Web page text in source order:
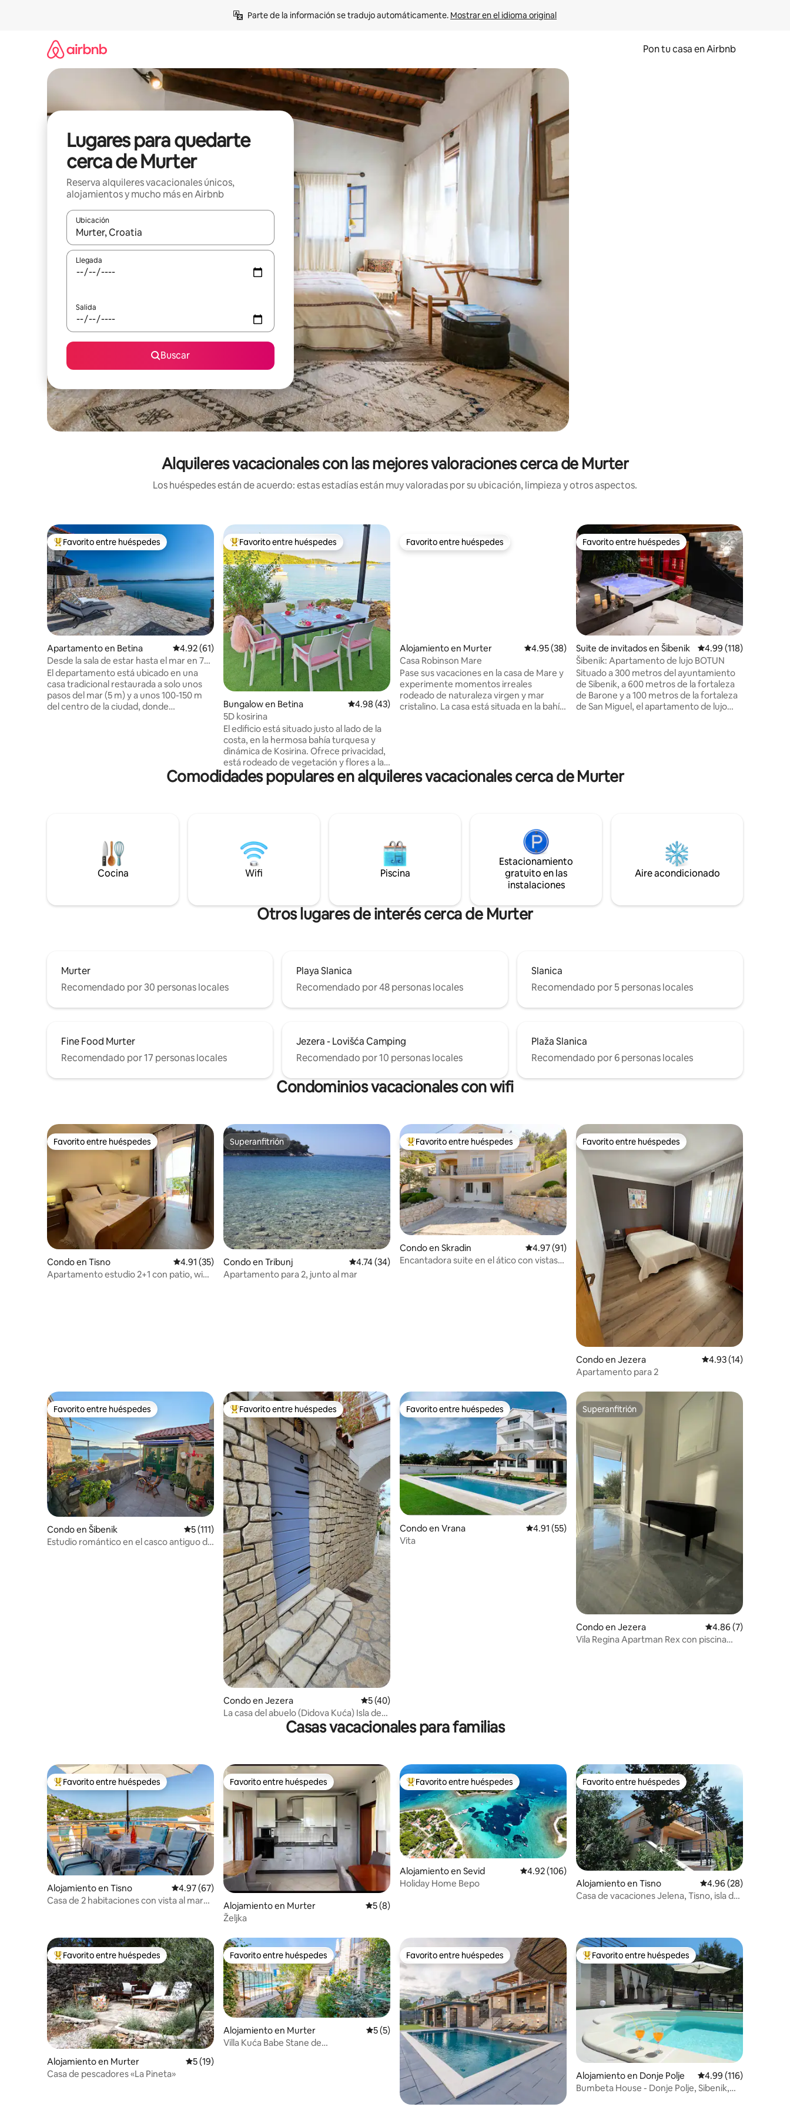
Parte de la información se tradujo automáticamente. Mostrar en el idioma original
Pon tu casa en Airbnb
Lugares para quedarte
cerca de Murter
Reserva alquileres vacacionales únicos,
alojamientos y mucho más en Airbnb
Ubicación
Cuando los resultados estén disponibles, navega con las teclas de flecha hacia arriba y hacia abajo o explora con el tacto o desliza el dedo.
Llegada
Salida
Buscar
Alquileres vacacionales con las mejores valoraciones cerca de Murter
Los huéspedes están de acuerdo: estas estadías están muy valoradas por su ubicación, limpieza y otros aspectos.
Favorito entre huéspedes preferido
Favorito entre huéspedes
Apartamento en Betina Calificación promedio: 4.92 de 5, 61 reseñas
4.92 (61)
Desde la sala de estar hasta el mar en 7
pasos :) ¡Nuevo!
El departamento está ubicado en una
casa tradicional restaurada a solo unos
pasos del mar (5 m) y a unos 100-150 m
del centro de la ciudad, donde
terraza. La terraza es privada para los
huéspedes de nuestra casa, que
acondicionado, etc.
Favorito entre huéspedes preferido
Favorito entre huéspedes
Bungalow en Betina Calificación promedio: 4.98 de 5, 43 reseñas
4.98 (43)
5D kosirina
El edificio está situado justo al lado de la
costa, en la hermosa bahía turquesa y
dinámica de Kosirina. Ofrece privacidad,
está rodeado de vegetación y flores a la
sombra de un olivo centenario. Consta
de salón, cocina, dormitorio y baño. En la
y los huéspedes tienen a su disposición 2
tumbonas, 2 columpios, una tabla de
surf, una parrilla, una ducha solar al aire
libre...
Favorito entre huéspedes
Favorito entre huéspedes
Alojamiento en Murter Calificación promedio: 4.95 de 5, 38 reseñas
4.95 (38)
Casa Robinson Mare
Pase sus vacaciones en la casa de Mare y
experimente momentos irreales
rodeado de naturaleza virgen y mar
cristalino. La casa está situada en la bahía
de verano implican soledad, olor a
naturaleza, una vista maravillosa, sin
Favorito entre huéspedes
Favorito entre huéspedes
Suite de invitados en Šibenik Calificación promedio:
4.99 (118)
Šibenik: Apartamento de lujo BOTUN
Situado a 300 metros del ayuntamiento
de Sibenik, a 600 metros de la fortaleza
de Barone y a 100 metros de la fortaleza
de San Miguel, el apartamento de lujo
apartamento, mientras que el Museo de
la Ciudad de Sibenik está a 400 metros
Comodidades populares en alquileres vacacionales cerca de Murter
Cocina Wifi Piscina
Estacionamiento
gratuito en las
instalaciones
Aire acondicionado
Otros lugares de interés cerca de Murter
Murter
Recomendado por 30 personas locales
Playa Slanica
Recomendado por 48 personas locales
Slanica
Recomendado por 5 personas locales
Fine Food Murter
Recomendado por 17 personas locales
Jezera - Lovišća Camping
Recomendado por 10 personas locales
Plaža Slanica
Recomendado por 6 personas locales
Condominios vacacionales con wifi
Favorito entre huéspedes
Favorito entre huéspedes
Condo en Tisno Calificación promedio: 4.91 de 5, 35 reseñas
4.91 (35)
Apartamento estudio 2+1 con patio, wifi,
Superanfitrión
Superanfitrión
Condo en Tribunj Calificación promedio: 4.74 de 5, 34 reseñas
4.74 (34)
Apartamento para 2, junto al mar
Favorito entre huéspedes preferido
Favorito entre huéspedes
Condo en Skradin Calificación promedio: 4.97 de 5, 91 reseñas
4.97 (91)
Encantadora suite en el ático con vistas
Favorito entre huéspedes
Favorito entre huéspedes
Condo en Jezera Calificación
4.93 (14)
Apartamento para 2
Favorito entre huéspedes
Favorito entre huéspedes
Condo en Šibenik Calificación promedio: 5 de 5, 111 reseñas
5 (111)
Estudio romántico en el casco antiguo de
Favorito entre huéspedes preferido
Favorito entre huéspedes
Condo en Jezera Calificación promedio: 5 de 5, 40 reseñas
5 (40)
La casa del abuelo (Didova Kuća) Isla de
Favorito entre huéspedes
Favorito entre huéspedes
Condo en Vrana Calificación promedio: 4.91 de 5, 55 reseñas
4.91 (55)
Vita
Superanfitrión
Superanfitrión
Condo en Jezera Calificación
4.86 (7)
Vila Regina Apartman Rex con piscina
Casas vacacionales para familias
Favorito entre huéspedes preferido
Favorito entre huéspedes
Alojamiento en Tisno Calificación promedio: 4.97 de 5, 67 reseñas
4.97 (67)
Casa de 2 habitaciones con vista al mar
Favorito entre huéspedes
Favorito entre huéspedes
Alojamiento en Murter Calificación promedio: 5 de 5, 8 reseñas
5 (8)
Željka
Favorito entre huéspedes preferido
Favorito entre huéspedes
Alojamiento en Sevid Calificación promedio: 4.92 de 5, 106 reseñas
4.92 (106)
Holiday Home Bepo
Favorito entre huéspedes
Favorito entre huéspedes
Alojamiento en Tisno Calificación
4.96 (28)
Casa de vacaciones Jelena, Tisno, isla de
Favorito entre huéspedes preferido
Favorito entre huéspedes
Alojamiento en Murter Calificación promedio: 5 de 5, 19 reseñas
5 (19)
Casa de pescadores «La Pineta»
Favorito entre huéspedes
Favorito entre huéspedes
Alojamiento en Murter Calificación promedio: 5 de 5, 5 reseñas
5 (5)
Villa Kuća Babe Stane de
Favorito entre huéspedes
Favorito entre huéspedes Favorito entre huéspedes preferido
Favorito entre huéspedes
Alojamiento en Donje Polje Calificación promedio:
4.99 (116)
Bumbeta House - Donje Polje, Sibenik,